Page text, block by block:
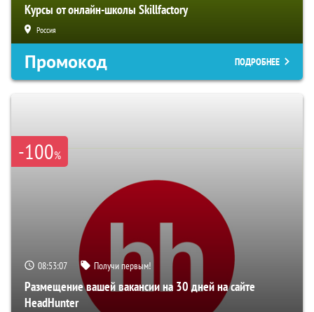
Курсы от онлайн-школы Skillfactory
Россия
Промокод ПОДРОБНЕЕ
-100%
08:53:06 Получи первым!
Размещение вашей вакансии на 30 дней на сайте
HeadHunter